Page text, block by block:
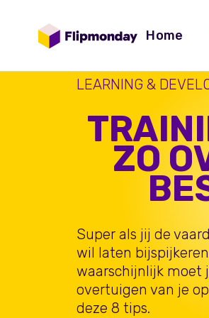
Home
LEARNING &
ZO
Super als jij de
wil laten
waarschijnlijk moet
overtuigen van je
deze 8 tips.